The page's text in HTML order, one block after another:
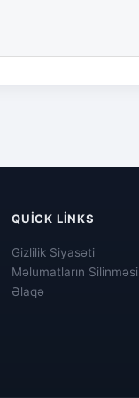
QUICK LINKS
Gizlilik Siyasəti
Məlumatların Silinməsi
Əlaqə